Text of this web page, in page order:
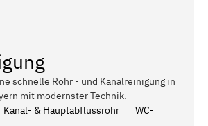
schnelle Rohr - und Kanalreinigung in
mit modernster Technik.
Kanal- & Hauptabflussrohr
WC-